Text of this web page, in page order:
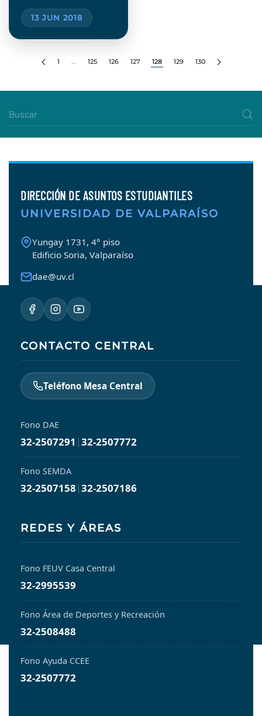
DAMAS UV
AVANZÓ A LA
FINAL
13 JUN 2018
1 … 125 126 127 128 129 130
DIRECCIÓN DE ASUNTOS ESTUDIANTILES
UNIVERSIDAD DE VALPARAÍSO
Yungay 1731, 4° piso
Edificio Soria, Valparaíso
dae@uv.cl
CONTACTO CENTRAL
Teléfono Mesa Central
Fono DAE
32-2507291 |32-2507772
Fono SEMDA
32-2507158 |32-2507186
REDES Y ÁREAS
Fono FEUV Casa Central
32-2995539
Fono Área de Deportes y Recreación
32-2508488
Fono Ayuda CCEE
32-2507772